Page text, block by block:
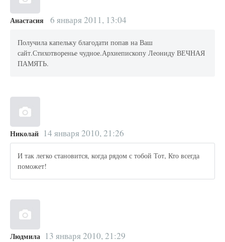
Анастасия 6 января 2011, 13:04
Получила капельку благодати попав на Ваш
сайт.Стихотворенье чудное.Архиепископу Леониду ВЕЧНАЯ
ПАМЯТЬ.
Николай 14 января 2010, 21:26
И так легко становится, когда рядом с тобой Тот, Кто всегда
поможет!
Людмила 13 января 2010, 21:29